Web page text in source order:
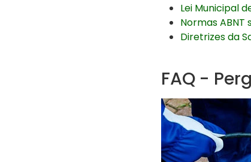
Lei Municipal
Normas
Diretrizes da
FAQ -